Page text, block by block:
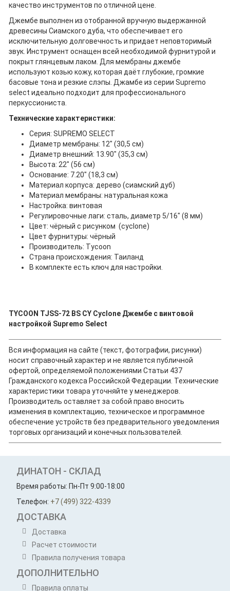
качество инструментов по отличной цене.
Джембе выполнен из отобранной вручную выдержанной
древесины Сиамского дуба, что обеспечивает его
исключительную долговечность и придает неповторимый
звук. Инструмент оснащен всей необходимой фурнитурой и
покрыт глянцевым лаком. Для мембраны джембе
используют козью кожу, которая даёт глубокие, громкие
басовые тона и резкие слэпы. Джамбе из серии Supremo
select идеально подходит для профессионального
перкуссиониста.
Технические характеристики:
Серия: SUPREMO SELECT
Диаметр мембраны: 12" (30,5 см)
Диаметр внешний: 13.90" (35,3 см)
Высота: 22" (56 см)
Основание: 7.20" (18,3 см)
Материал корпуса: дерево (сиамский дуб)
Материал мембраны: натуральная кожа
Настройка: винтовая
Регулировочные лаги: сталь, диаметр 5/16" (8 мм)
Цвет: чёрный с рисунком (cyclone)
Цвет фурнитуры: чёрный
Производитель: Tycoon
Страна происхождения: Таиланд
В комплекте есть ключ для настройки.
TYCOON TJSS-72 BS CY Cyclone Джембе с винтовой
настройкой Supremo Select
Вся информация на сайте (текст, фотографии, рисунки)
носит справочный характер и не является публичной
офертой, определяемой положениями Статьи 437
Гражданского кодекса Российской Федерации. Технические
характеристики товара уточняйте у менеджеров.
Производитель оставляет за собой право вносить
изменения в комплектацию, техническое и программное
обеспечение устройств без предварительного уведомления
торговых организаций и конечных пользователей.
ДИНАТОН - СКЛАД
Время работы: Пн-Пт 9:00-18:00
Телефон: +7 (499) 322-4339
ДОСТАВКА
Доставка
Расчет стоимости
Правила получения товара
ДОПОЛНИТЕЛЬНО
Правила оплаты